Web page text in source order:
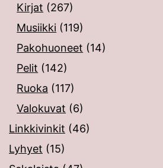
Kirjat (267)
Musiikki (119)
Pakohuoneet (14)
Pelit (142)
Ruoka (117)
Valokuvat (6)
Linkkivinkit (46)
Lyhyet (15)